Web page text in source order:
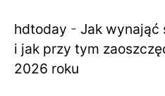
hdtoday - Jak wynająć
i jak przy tym
2026 roku